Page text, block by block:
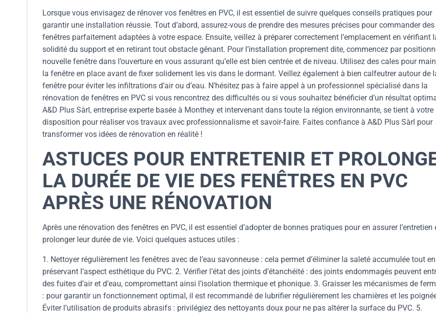
Lorsque vous envisagez de rénover vos fenêtres en PVC, il est essentiel de suivre quelques conseils pratiques pour
garantir une installation réussie. Tout d’abord, assurez-vous de prendre des mesures précises pour commander des
fenêtres parfaitement adaptées à votre espace. Ensuite, veillez à préparer correctement l’emplacement en vérifiant
solidité du support et en retirant tout obstacle gênant. Pour l’installation proprement dite, commencez par
nouvelle fenêtre dans l’ouverture en vous assurant qu’elle est bien centrée et de niveau. Utilisez des cales pour
la fenêtre en place avant de fixer solidement les vis dans le dormant. Veillez également à bien calfeutrer autour de
fenêtre pour éviter les infiltrations d’air ou d’eau. N’hésitez pas à faire appel à un professionnel spécialisé dans la
rénovation de fenêtres en PVC si vous rencontrez des difficultés ou si vous souhaitez bénéficier d’un résultat
A&D Plus Sàrl, entreprise experte basée à Monthey et intervenant dans toute la région environnante, se tient à votre
disposition pour réaliser vos travaux avec professionnalisme et savoir-faire. Faites confiance à A&D Plus Sàrl pour
transformer vos idées de rénovation en réalité !
ASTUCES POUR ENTRETENIR ET
LA DURÉE DE VIE DES FENÊTRES EN PVC
APRÈS UNE RÉNOVATION
Après une rénovation des fenêtres en PVC, il est essentiel d’adopter de bonnes pratiques pour en assurer l’entretien
prolonger leur durée de vie. Voici quelques astuces utiles :
1. Nettoyer régulièrement les fenêtres avec de l’eau savonneuse : cela permet d’éliminer la saleté accumulée tout en
préservant l’aspect esthétique du PVC. 2. Vérifier l’état des joints d’étanchéité : des joints endommagés peuvent
des fuites d’air et d’eau, compromettant ainsi l’isolation thermique et phonique. 3. Graisser les mécanismes de
: pour garantir un fonctionnement optimal, il est recommandé de lubrifier régulièrement les charnières et les
Éviter l’utilisation de produits abrasifs : privilégiez des nettoyants doux pour ne pas altérer la surface du PVC. 5.